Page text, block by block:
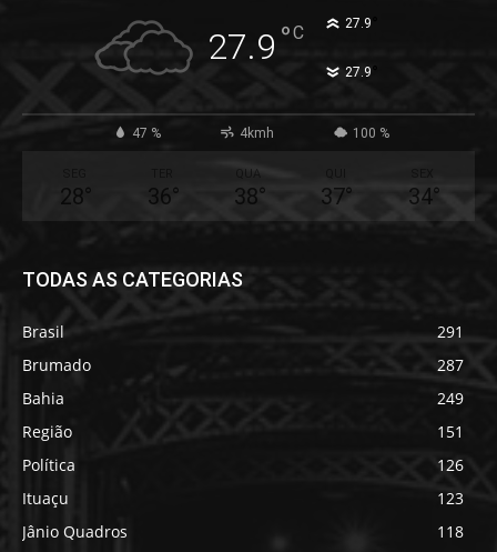
27.9 °C 27.9
27.9
47 % 4kmh 100 %
28° 36°
QUA
38° 37° 34°
TODAS AS CATEGORIAS
Brasil
291
Brumado
287
Bahia
249
Região
151
Política
126
Ituaçu
123
Jânio Quadros
118